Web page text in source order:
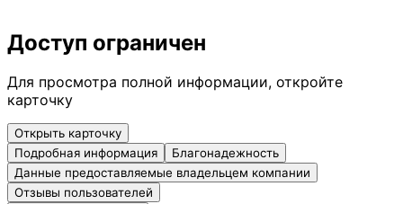
Доступ ограничен
Для просмотра полной информации, откройте
карточку
Открыть карточку
Подробная информация
Благонадежность
Данные предоставляемые владельцем компании
Отзывы пользователей